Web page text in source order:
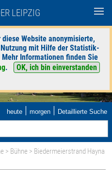
LEIPZIG
Website anonymisierte,
mit Hilfe der Statistik-
Informationen finden Sie
.
OK, ich bin einverstanden
heute | morgen | Detaillierte Suche
> Bühne > Biedermeierstrand Hayna